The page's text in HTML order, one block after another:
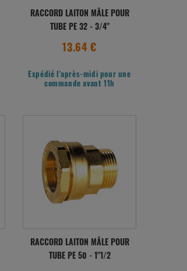
RACCORD LAITON MÂLE POUR
TUBE PE 32 - 3/4"
13.64 €
Expédié l'après-midi pour une
commande avant 11h
RACCORD LAITON MÂLE POUR
TUBE PE 50 - 1"1/2